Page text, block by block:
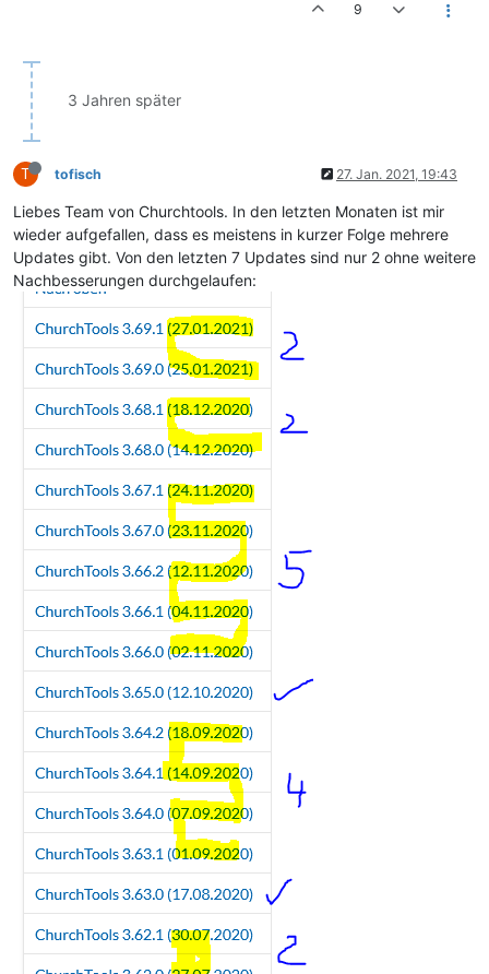
9
3 Jahren später
T tofisch 27. Jan. 2021, 19:43
Liebes Team von Churchtools. In den letzten Monaten ist mir
wieder aufgefallen, dass es meistens in kurzer Folge mehrere
Updates gibt. Von den letzten 7 Updates sind nur 2 ohne weitere
Nachbesserungen durchgelaufen: